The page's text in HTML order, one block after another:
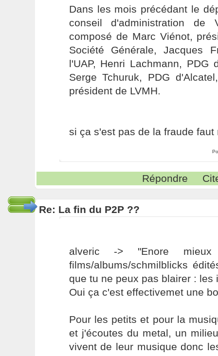
Dans les mois précédant le
conseil d'administration de
composé de Marc Viénot,
Société Générale, Jacques
l'UAP, Henri Lachmann, PDG
Serge Tchuruk, PDG
président de LVMH.
si ça s'est pas de la fraude faut
Répondre
Re: La fin du P2P ??
alveric -> "Enore
films/albums/schmilblicks
que tu ne peux pas blairer : les
Oui ça c'est effectivemet une
Pour les petits et pour la
et j'écoutes du metal, un
vivent de leur musique donc